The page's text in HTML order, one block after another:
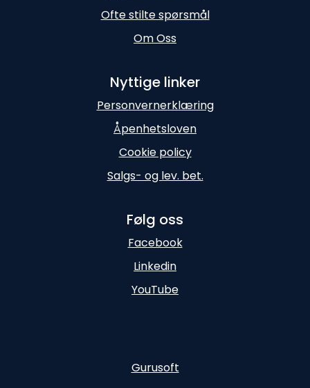
Ofte stilte spørsmål
Om Oss
Nyttige linker
Personvernerklæring
Åpenhetsloven
Cookie policy
Salgs- og lev. bet.
Følg oss
Facebook
Linkedin
YouTube
Gurusoft